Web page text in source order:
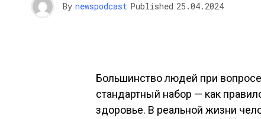
By newspodcast Published 25.04.2024
Большинство людей при
стандартный набор — как
здоровье. В реальной жизни